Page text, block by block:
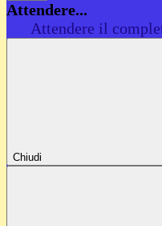
Attendere...
Attendere il
Chiudi